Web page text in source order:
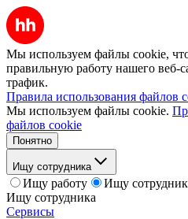
Мы используем файлы cookie,
правильную работу нашего веб-
трафик.
Правила использования файлов
Мы используем файлы cookie.
файлов cookie
Понятно
Ищу сотрудника
Ищу работу
Ищу
Ищу сотрудника
Сервисы